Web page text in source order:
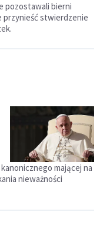
pozostawali bierni
przynieść stwierdzenie
mającej na
nieważności